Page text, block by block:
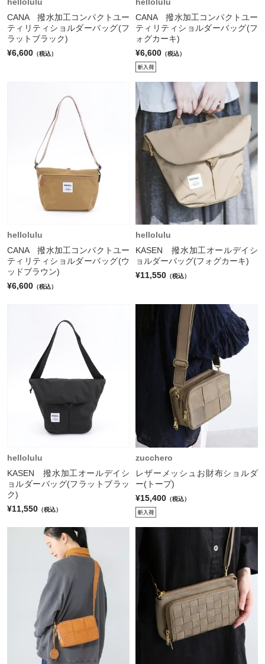
CANA 撥水加工コンパクトユー
ティリティショルダーバッグ(フ
ラットブラック)
¥6,600 （税込）
CANA 撥水加工コンパクトユー
ティリティショルダーバッグ(フ
ォグカーキ)
¥6,600 （税込）
hellolulu
CANA 撥水加工コンパクトユー
ティリティショルダーバッグ(ウ
ッドブラウン)
¥6,600 （税込）
hellolulu
KASEN 撥水加工オールデイシ
ョルダーバッグ(フォグカーキ)
¥11,550 （税込）
hellolulu
KASEN 撥水加工オールデイシ
ョルダーバッグ(フラットブラッ
ク)
¥11,550 （税込）
zucchero
レザーメッシュお財布ショルダ
ー(トープ)
¥15,400 （税込）